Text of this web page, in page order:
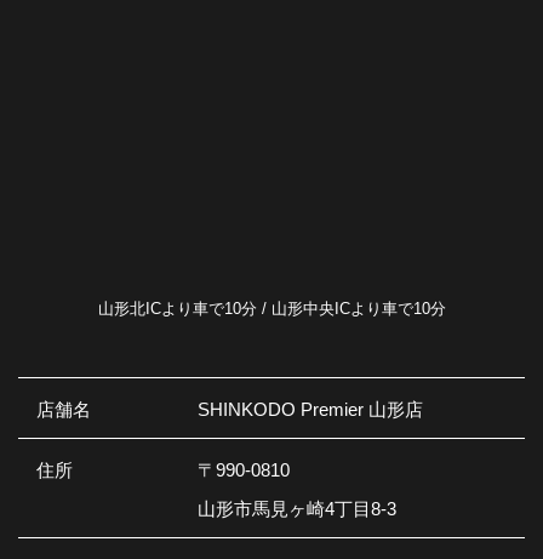
山形北ICより車で10分 / 山形中央ICより車で10分
店舗名 SHINKODO Premier 山形店
住所
〒990-0810
山形市馬見ヶ崎4丁目8-3